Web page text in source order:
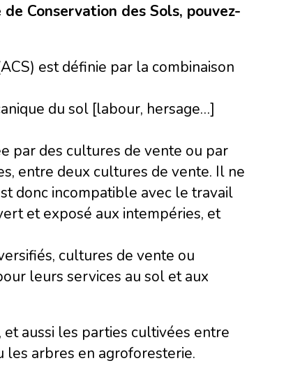
Conservation des Sols, pouvez-
est définie par la combinaison
du sol [labour, hersage…]
par des cultures de vente ou par
entre deux cultures de vente. Il ne
donc incompatible avec le travail
et exposé aux intempéries, et
cultures de vente ou
leurs services au sol et aux
aussi les parties cultivées entre
les arbres en agroforesterie.